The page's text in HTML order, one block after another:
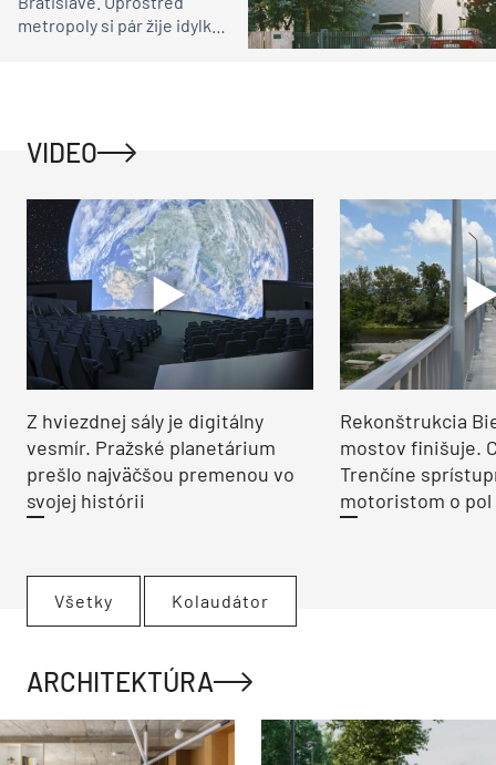
metropoly si pár žije idylku
VIDEO
Z hviezdnej sály je digitálny
vesmír. Pražské planetárium
prešlo najväčšou premenou vo
svojej histórii
Rekonštrukcia
mostov finišuje.
Trenčíne
motoristom o pol
Všetky Kolaudátor
ARCHITEKTÚRA